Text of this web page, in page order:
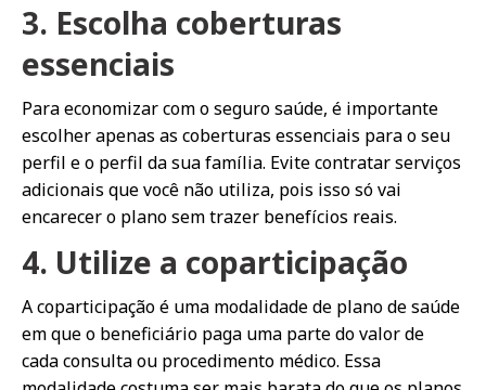
3. Escolha coberturas
essenciais
Para economizar com o seguro saúde, é importante
escolher apenas as coberturas essenciais para o seu
perfil e o perfil da sua família. Evite contratar serviços
adicionais que você não utiliza, pois isso só vai
encarecer o plano sem trazer benefícios reais.
4. Utilize a coparticipação
A coparticipação é uma modalidade de plano de saúde
em que o beneficiário paga uma parte do valor de
cada consulta ou procedimento médico. Essa